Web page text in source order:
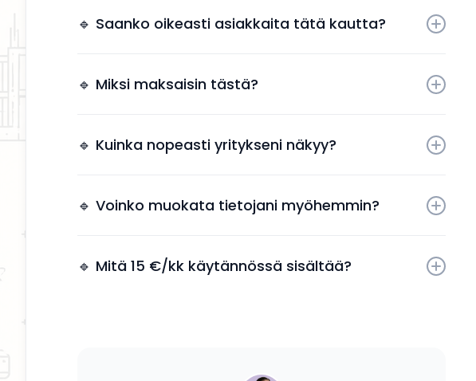
🔹 Saanko oikeasti asiakkaita tätä kautta?
remonttipalveluita alueellasi.
🔹 Miksi maksaisin tästä?
tarvitsee käyttää aikaa markkinointiin.
🔹 Kuinka nopeasti yritykseni näkyy?
jälkeen.
🔹 Voinko muokata tietojani myöhemmin?
tahansa.
🔹 Mitä 15 €/kk käytännössä sisältää?